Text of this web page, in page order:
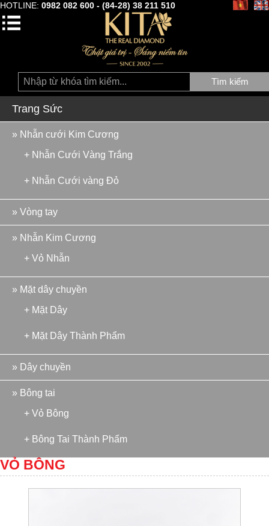
HOTLINE: 0982 082 600 - (84-28) 38 211 510
Tìm kiếm
Trang Sức
» Nhẫn cưới Kim Cương
+ Nhẫn Cưới Vàng Trắng
+ Nhẫn Cưới vàng Đỏ
» Vòng tay
» Nhẫn Kim Cương
+ Vỏ Nhẫn
» Mặt dây chuyền
+ Mặt Dây
+ Mặt Dây Thành Phẩm
» Dây chuyền
» Bông tai
+ Vỏ Bông
+ Bông Tai Thành Phẩm
VỎ BÔNG